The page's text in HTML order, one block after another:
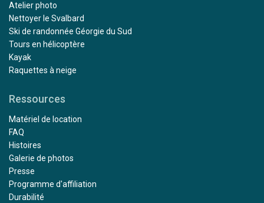
Atelier photo
Nettoyer le Svalbard
Ski de randonnée Géorgie du Sud
Tours en hélicoptère
Kayak
Raquettes à neige
Ressources
Matériel de location
FAQ
Histoires
Galerie de photos
Presse
Programme d'affiliation
Durabilité